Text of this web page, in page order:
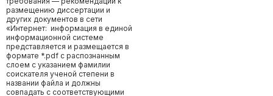
размещению диссертации и
других документов в сети
«Интернет: информация в единой
информационной системе
представляется и размещается в
формате *.pdf с распознанным
слоем с указанием фамилии
соискателя ученой степени в
названии файла и должны
совпадать с соответствующими